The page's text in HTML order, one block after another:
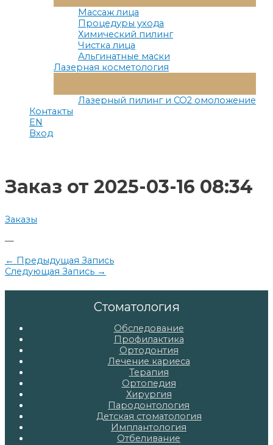
Меню
Массаж лица
Процедуры ухода
Химический пилинг
Чистка лица
Альгинатные маски
Лазерная косметология
Меню
Лазерный пилинг и СО2 омоложение
Контакты
EN
Вход
Заказ от 2025-03-16 08:34
Заказы
—
Навигация
по
← Предыдущая Запись
Следующая Запись →
Стоматология
Обследование
Профилактика
Ортодонтия
Лечение кариеса
Терапия
Ортопедия
Хирургия
Пародонтология
Детская стоматология
Имплантология
Отбеливание